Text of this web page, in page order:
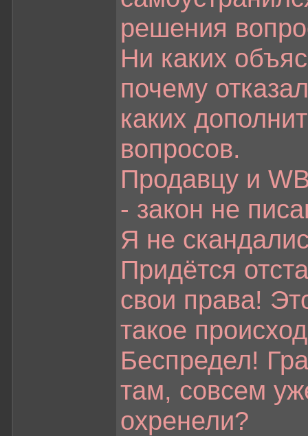
решения
Ни каких
почему
каких
вопросов.
Продавцу и
- закон не
Я не
Придётся
свои права!
такое
Беспредел!
там, совсем
охренели?